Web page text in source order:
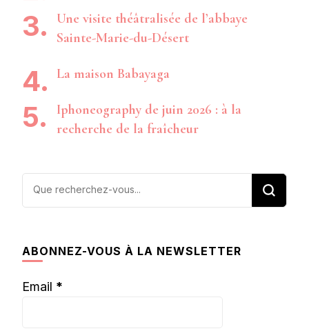
Une visite théâtralisée de l’abbaye
Sainte-Marie-du-Désert
La maison Babayaga
Iphoneography de juin 2026 : à la
recherche de la fraîcheur
Vous
ABONNEZ-VOUS À LA NEWSLETTER
Email *